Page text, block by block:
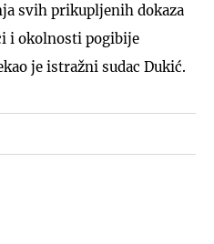
svih prikupljenih dokaza
i okolnosti pogibije
je istražni sudac Dukić.